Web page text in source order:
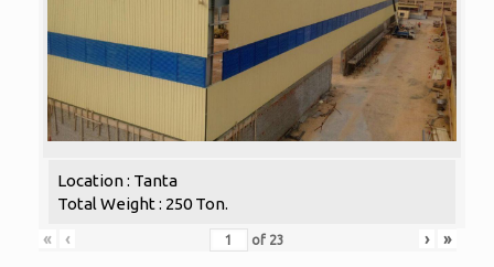
Location : Tanta
Total Weight : 250 Ton.
«
‹ of 23 › »